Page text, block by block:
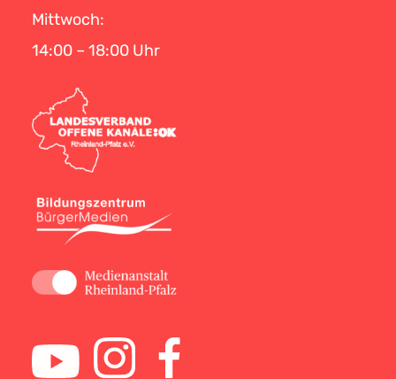
Mittwoch:
14:00 – 18:00 Uhr